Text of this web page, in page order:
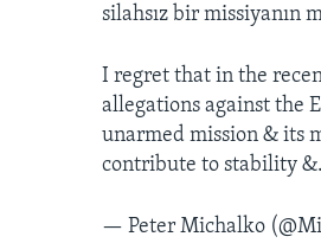
silahsız bir missiyanın
I regret that in the
allegations against the
unarmed mission & its
contribute to stability
— Peter Michalko